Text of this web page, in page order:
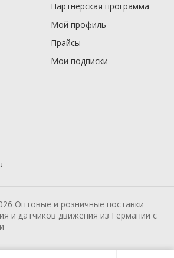
Партнерская программа
Мой профиль
Прайсы
Мои подписки
Оптовые и розничные поставки
и датчиков движения из Германии с